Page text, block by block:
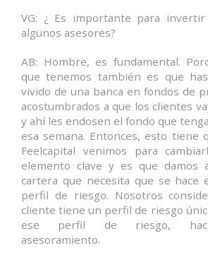
VG: ¿ Es importante para
algunos asesores?
AB: Hombre, es fundamental.
que tenemos también es que
vivido de una banca en fondos de
acostumbrados a que los clientes
y ahí les endosen el fondo que
esa semana. Entonces, esto tiene
Feelcapital venimos para
elemento clave y es que damos
cartera que necesita que se hace
perfil de riesgo. Nosotros
cliente tiene un perfil de riesgo
ese perfil de riesgo,
asesoramiento.